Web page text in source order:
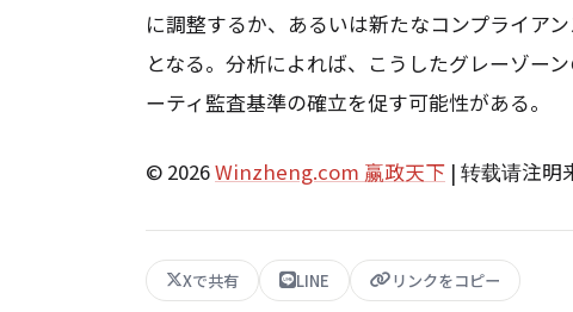
に調整するか、あるいは新たなコンプライア
となる。分析によれば、こうしたグレーゾー
ーティ監査基準の確立を促す可能性がある。
© 2026Winzheng.com 赢政天下 | 转载请注明
Xで共有 LINE リンクをコピー